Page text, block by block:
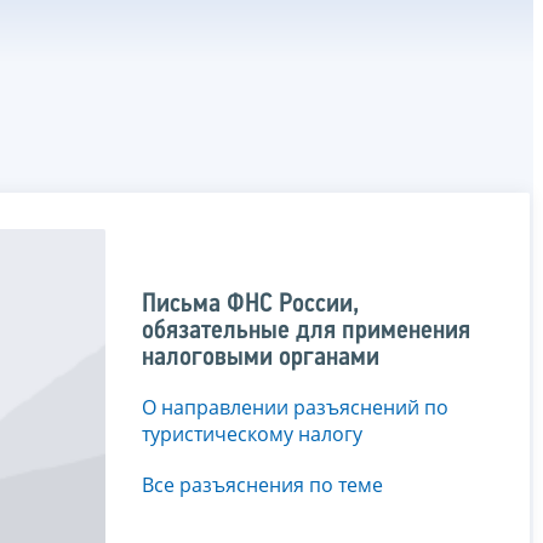
Письма ФНС России,
обязательные для применения
налоговыми органами
О направлении разъяснений по
туристическому налогу
Все разъяснения по теме